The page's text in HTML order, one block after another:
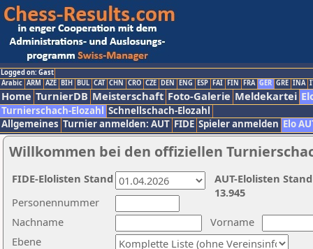
Logged on: Gast
Arabic ARM AZE BIH BUL CAT CHN CRO CZE DEN ENG ESP FAI FIN FRA GER GRE INA
Home TurnierDB Meisterschaft Foto-Galerie Meldekartei
Turnierschach-Elozahl Schnellschach-Elozahl
Allgemeines Turnier anmelden: AUT FIDE Spieler anmelden Elo
Willkommen bei den offiziellen
Nachname
Vorname
Ebene
Personennummer
AUT-Elolisten
13.945
FIDE-Elolisten Stand